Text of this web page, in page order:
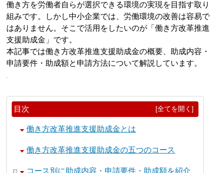
働き方を労働者自らが選択できる環境の実現を目指す取り
組みです。しかし中小企業では、労働環境の改善は容易で
はありません。そこで活用をしたいのが「働き方改革推進
支援助成金」です。
本記事では働き方改革推進支援助成金の概要、助成内容・
申請要件・助成額と申請方法について解説しています。
目次 [全てを開く]
働き方改革推進支援助成金とは
働き方改革推進支援助成金の五つのコース
コース別に助成内容・申請要件・助成額を紹介